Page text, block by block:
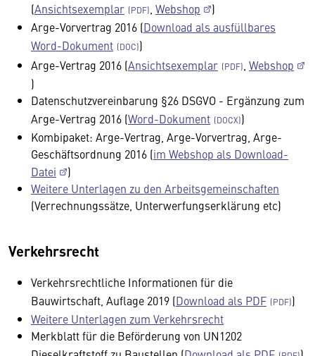
(Ansichtsexemplar Webshop
)
Arge-Vorvertrag 2016 (Download als ausfüllbares
Word-Dokument
)
Arge-Vertrag 2016 (Ansichtsexemplar
Webshop
)
Datenschutzvereinbarung §26 DSGVO - Ergänzung zum
Arge-Vertrag 2016 (Word-Dokument
)
Kombipaket: Arge-Vertrag, Arge-Vorvertrag, Arge-
Geschäftsordnung 2016 (im Webshop als Download-
Datei
)
Weitere Unterlagen zu den Arbeitsgemeinschaften
(Verrechnungssätze, Unterwerfungserklärung etc)
Verkehrsrecht
Verkehrsrechtliche Informationen für die
Bauwirtschaft, Auflage 2019 (Download als PDF
)
Weitere Unterlagen zum Verkehrsrecht
Merkblatt für die Beförderung von UN1202